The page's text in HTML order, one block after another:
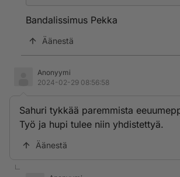
Bandalissimus Pekka
Äänestä
Anonyymi
2024-02-29 08:56:58
Sahuri tykkää paremmista
Työ ja hupi tulee niin yhdistettyä.
Äänestä